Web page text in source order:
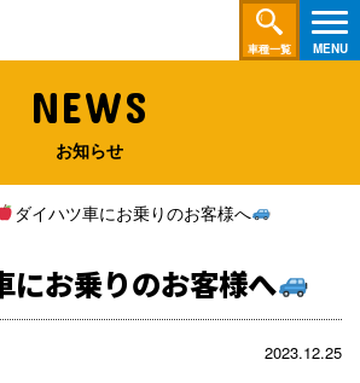
車種一覧
NEWS
お知らせ
ダイハツ車にお乗りのお客様へ
にお乗りのお客様へ
2023.12.25